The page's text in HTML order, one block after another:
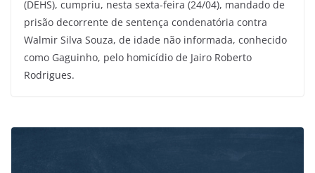
(DEHS), cumpriu, nesta sexta-feira (24/04), mandado de
prisão decorrente de sentença condenatória contra
Walmir Silva Souza, de idade não informada, conhecido
como Gaguinho, pelo homicídio de Jairo Roberto
Rodrigues.